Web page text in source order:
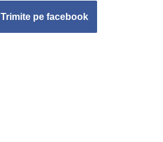
Trimite pe facebook